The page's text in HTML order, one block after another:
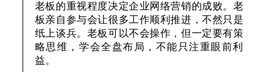
老板的重视程度决定企业网络营销的成败。老
板亲自参与会让很多工作顺利推进，不然只是
纸上谈兵。老板可以不会操作，但一定要有策
略思维，学会全盘布局，不能只注重眼前利
益。